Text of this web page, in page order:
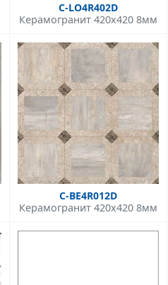
C-LO4R402D
Керамогранит 420x420 8мм
C-BE4R012D
Керамогранит 420x420 8мм